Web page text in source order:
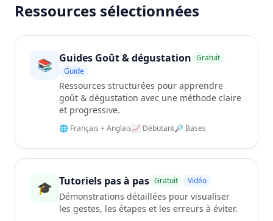
Ressources sélectionnées
📚 Guides Goût & dégustation Gratuit
Guide
Ressources structurées pour apprendre
goût & dégustation avec une méthode claire
et progressive.
🌐 Français + Anglais📈 Débutant🔎 Bases
🎓 Tutoriels pas à pas Gratuit Vidéo
Démonstrations détaillées pour visualiser
les gestes, les étapes et les erreurs à éviter.